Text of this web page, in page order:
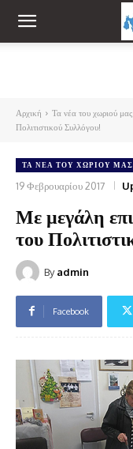
Αρχική Τα νέα του χωριού μας
Πολιτιστικού Συλλόγου!
ΤΑ ΝΈΑ ΤΟΥ ΧΩΡΙΟΎ ΜΑΣ
19 Φεβρουαρίου 2017
Με μεγάλη
του
By admin
Facebook